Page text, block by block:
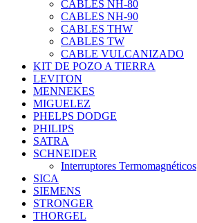
CABLES NH-80
CABLES NH-90
CABLES THW
CABLES TW
CABLE VULCANIZADO
KIT DE POZO A TIERRA
LEVITON
MENNEKES
MIGUELEZ
PHELPS DODGE
PHILIPS
SATRA
SCHNEIDER
Interruptores Termomagnéticos
SICA
SIEMENS
STRONGER
THORGEL